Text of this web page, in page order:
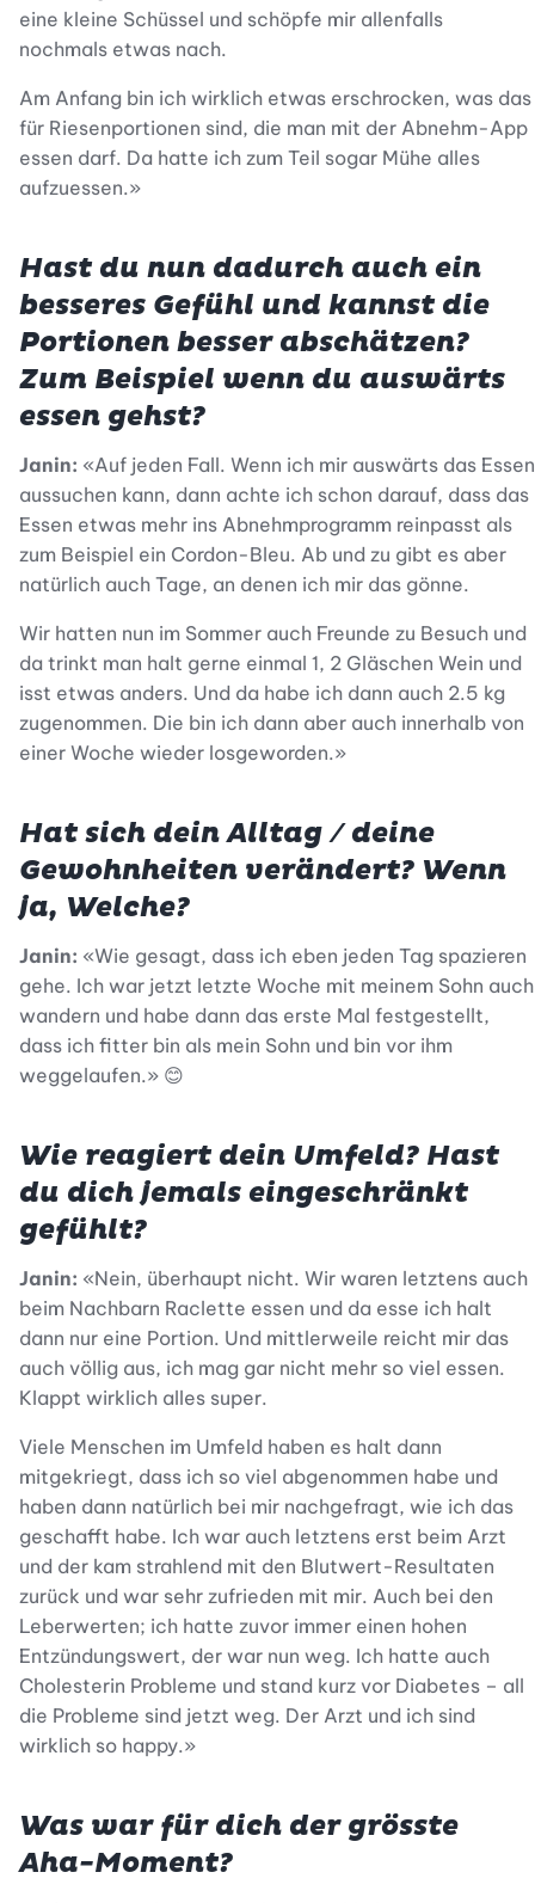
eine kleine Schüssel und schöpfe mir allenfalls
nochmals etwas nach.
Am Anfang bin ich wirklich etwas erschrocken, was das
für Riesenportionen sind, die man mit der Abnehm-App
essen darf. Da hatte ich zum Teil sogar Mühe alles
aufzuessen.»
Hast du nun dadurch auch ein
besseres Gefühl und kannst die
Portionen besser abschätzen?
Zum Beispiel wenn du auswärts
essen gehst?
Janin: «Auf jeden Fall. Wenn ich mir auswärts das Essen
aussuchen kann, dann achte ich schon darauf, dass das
Essen etwas mehr ins Abnehmprogramm reinpasst als
zum Beispiel ein Cordon-Bleu. Ab und zu gibt es aber
natürlich auch Tage, an denen ich mir das gönne.
Wir hatten nun im Sommer auch Freunde zu Besuch und
da trinkt man halt gerne einmal 1, 2 Gläschen Wein und
isst etwas anders. Und da habe ich dann auch 2.5 kg
zugenommen. Die bin ich dann aber auch innerhalb von
einer Woche wieder losgeworden.»
Hat sich dein Alltag / deine
Gewohnheiten verändert? Wenn
ja, Welche?
Janin: «Wie gesagt, dass ich eben jeden Tag spazieren
gehe. Ich war jetzt letzte Woche mit meinem Sohn auch
wandern und habe dann das erste Mal festgestellt,
dass ich fitter bin als mein Sohn und bin vor ihm
weggelaufen.» 😊
Wie reagiert dein Umfeld? Hast
du dich jemals eingeschränkt
gefühlt?
Janin: «Nein, überhaupt nicht. Wir waren letztens auch
beim Nachbarn Raclette essen und da esse ich halt
dann nur eine Portion. Und mittlerweile reicht mir das
auch völlig aus, ich mag gar nicht mehr so viel essen.
Klappt wirklich alles super.
Viele Menschen im Umfeld haben es halt dann
mitgekriegt, dass ich so viel abgenommen habe und
haben dann natürlich bei mir nachgefragt, wie ich das
geschafft habe. Ich war auch letztens erst beim Arzt
und der kam strahlend mit den Blutwert-Resultaten
zurück und war sehr zufrieden mit mir. Auch bei den
Leberwerten; ich hatte zuvor immer einen hohen
Entzündungswert, der war nun weg. Ich hatte auch
Cholesterin Probleme und stand kurz vor Diabetes – all
die Probleme sind jetzt weg. Der Arzt und ich sind
wirklich so happy.»
Was war für dich der grösste
Aha-Moment?